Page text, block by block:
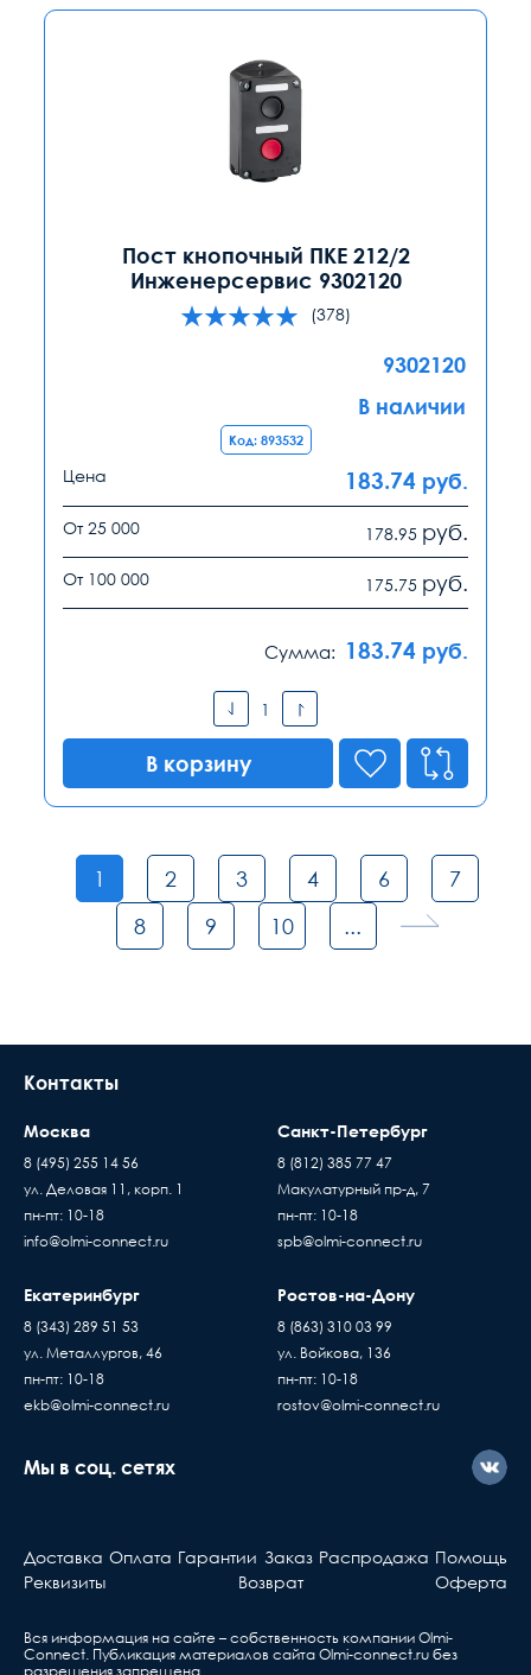
Пост кнопочный ПКЕ 212/2
Инженерсервис 9302120
(378)
9302120
В наличии
Код: 893532
Цена 183.74 руб.
От 25 000 178.95 руб.
От 100 000 175.75 руб.
Сумма: 183.74 руб.
В корзину
1 2 3 4 6
7
8
9 10 ...
Контакты
Москва
8 (495) 255 14 56
ул. Деловая 11, корп. 1
пн-пт: 10-18
info@olmi-connect.ru
Санкт-Петербург
8 (812) 385 77 47
Макулатурный пр-д, 7
пн-пт: 10-18
spb@olmi-connect.ru
Екатеринбург
8 (343) 289 51 53
ул. Металлургов, 46
пн-пт: 10-18
ekb@olmi-connect.ru
Ростов-на-Дону
8 (863) 310 03 99
ул. Войкова, 136
пн-пт: 10-18
rostov@olmi-connect.ru
Мы в соц. сетях
Доставка Оплата Гарантии Заказ Распродажа Помощь
Реквизиты
Возврат Оферта
Вся информация на сайте – собственность компании Olmi-
Сonnect. Публикация материалов сайта Olmi-connect.ru без
разрешения запрещена.